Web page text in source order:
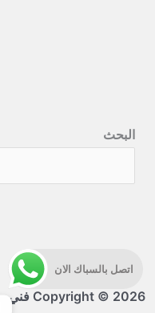
البحث
Copyright © 2026 فني صحي الكويت |
اتصل بالسباك الان